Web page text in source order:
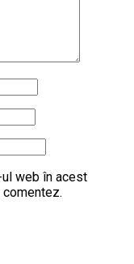
web în acest